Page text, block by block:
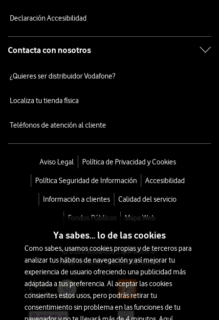
Declaración Accesibilidad
Contacta con nosotros
¿Quieres ser distribuidor Vodafone?
Localiza tu tienda física
Teléfonos de atención al cliente
Aviso Legal Política de Privacidad y Cookies
Política Seguridad de Información Accesibilidad
Información a clientes Calidad del servicio
Fondos Públicos Mapa Web
© 2026 Vodafone España S.A.U.
Avda. América 115, 28042 Madrid
Ya sabes... lo de las cookies
Como sabes, usamos cookies propias y de terceros para
analizar tus hábitos de navegación y así mejorar tu
experiencia de usuario ofreciendo una publicidad más
adaptada a tus preferencia. Al aceptar las cookies
consientes estos usos, pero podrás retirar tu
consentimiento sin problema en las funciones de tu